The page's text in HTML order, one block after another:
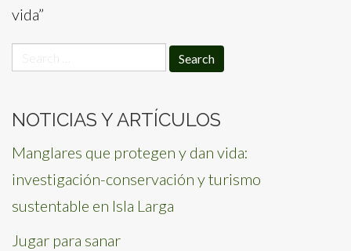
vida”
for:
NOTICIAS Y ARTÍCULOS
Manglares que protegen y dan vida:
investigación-conservación y turismo
sustentable en Isla Larga
Jugar para sanar